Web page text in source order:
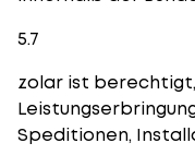
5.7
zolar ist
Speditionen,